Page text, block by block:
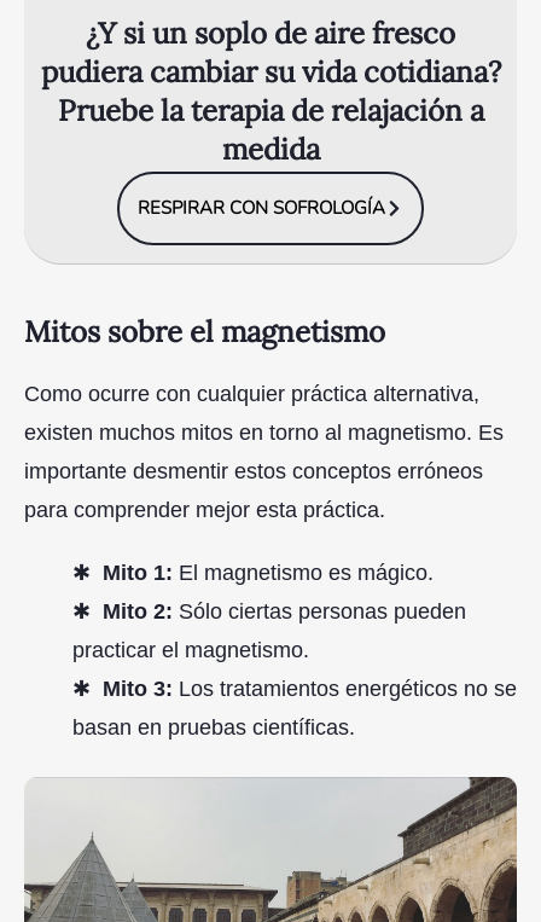
¿Y si un soplo de aire fresco
pudiera cambiar su vida cotidiana?
Pruebe la terapia de relajación a
medida
RESPIRAR CON SOFROLOGÍA
Mitos sobre el magnetismo
Como ocurre con cualquier práctica alternativa,
existen muchos mitos en torno al magnetismo. Es
importante desmentir estos conceptos erróneos
para comprender mejor esta práctica.
Mito 1: El magnetismo es mágico.
Mito 2: Sólo ciertas personas pueden
practicar el magnetismo.
Mito 3: Los tratamientos energéticos no se
basan en pruebas científicas.